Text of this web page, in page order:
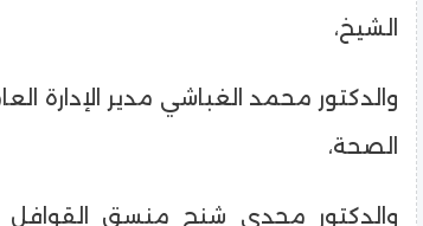
الشيخ،
والدكتور محمد الغباشي مدير الإدارة
الصحة،
والدكتور مجدي شنح منسق القوافل